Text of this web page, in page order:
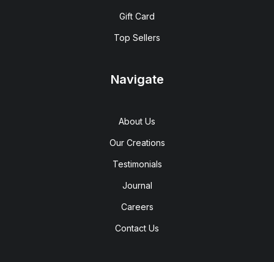
Gift Card
Top Sellers
Navigate
About Us
Our Creations
Testimonials
Journal
Careers
Contact Us